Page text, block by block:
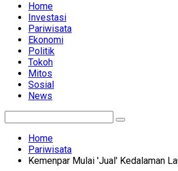
Home
Investasi
Pariwisata
Ekonomi
Politik
Tokoh
Mitos
Sosial
News
Home
Pariwisata
Kemenpar Mulai 'Jual' Kedalaman